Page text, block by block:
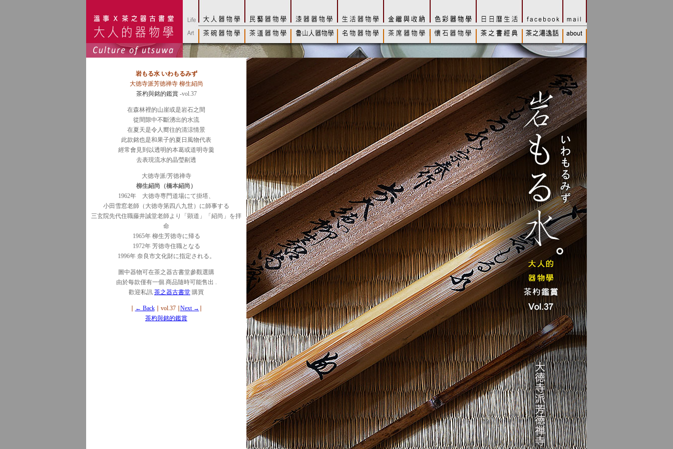
岩もる水 いわもるみず
大徳寺派芳徳禅寺 柳生紹尚
茶杓與銘的鑑賞-vol.37
在森林裡的山崖或是岩石之間
從間隙中不斷湧出的水流
在夏天是令人嚮往的清涼情景
此款銘也是和果子的夏日風物代表
經常會見到以透明的本葛或道明寺羹
去表現流水的晶瑩剔透
大徳寺派/芳徳禅寺
柳生紹尚（橋本紹尚）
1962年 大徳寺専門道場にて掛塔、
小田雪窓老師（大徳寺第四八九世）に師事する
三玄院先代住職藤井誠堂老師より「顕道」「紹尚」を拝
命
1965年 柳生芳徳寺に帰る
1972年 芳徳寺住職となる
1996年 奈良市文化財に指定される。
圖中器物可在茶之器古書堂參觀選購
由於每款僅有一個.商品隨時可能售出 .
歡迎私訊 茶之器古書堂 購買
← Back∣ vol.37 ∣ Next →
茶杓與銘的鑑賞